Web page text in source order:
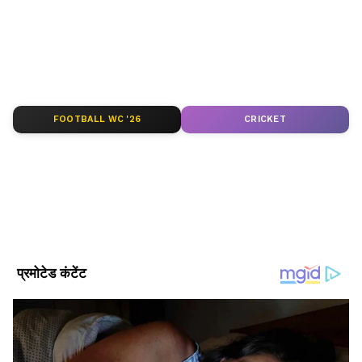
मोहम्मद शमी-राशिद खान के बीच कांटे की टक्कर
DOWNLOAD APP
FOOTBALL WC '26 CRICKET